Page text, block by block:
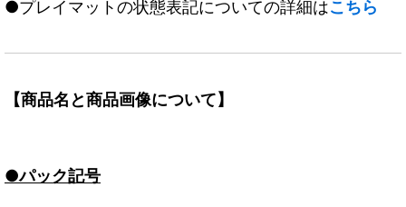
●プレイマットの状態表記についての詳細はこちら
【商品名と商品画像について】
●パック記号